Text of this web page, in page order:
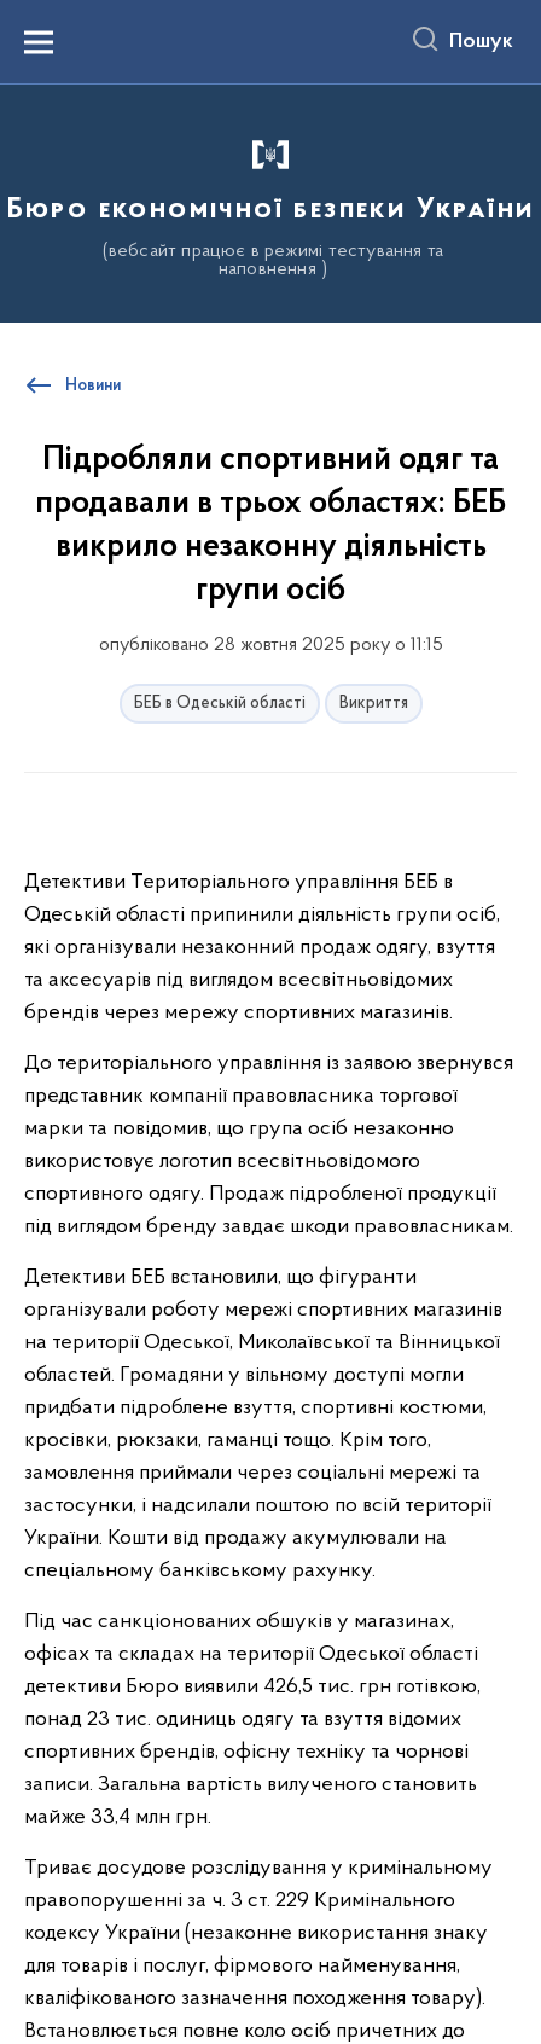
вмістуMenu Пошук
Бюро економічної безпеки України
(вебсайт працює в режимі тестування та
наповнення )
Новини
Підробляли спортивний одяг та
продавали в трьох областях: БЕБ
викрило незаконну діяльність
групи осіб
опубліковано 28 жовтня 2025 року о 11:15
БЕБ в Одеській області Викриття
Детективи Територіального управління БЕБ в
Одеській області припинили діяльність групи осіб,
які організували незаконний продаж одягу, взуття
та аксесуарів під виглядом всесвітньовідомих
брендів через мережу спортивних магазинів.
До територіального управління із заявою звернувся
представник компанії правовласника торгової
марки та повідомив, що група осіб незаконно
використовує логотип всесвітньовідомого
спортивного одягу. Продаж підробленої продукції
під виглядом бренду завдає шкоди правовласникам.
Детективи БЕБ встановили, що фігуранти
організували роботу мережі спортивних магазинів
на території Одеської, Миколаївської та Вінницької
областей. Громадяни у вільному доступі могли
придбати підроблене взуття, спортивні костюми,
кросівки, рюкзаки, гаманці тощо. Крім того,
замовлення приймали через соціальні мережі та
застосунки, і надсилали поштою по всій території
України. Кошти від продажу акумулювали на
спеціальному банківському рахунку.
Під час санкціонованих обшуків у магазинах,
офісах та складах на території Одеської області
детективи Бюро виявили 426,5 тис. грн готівкою,
понад 23 тис. одиниць одягу та взуття відомих
спортивних брендів, офісну техніку та чорнові
записи. Загальна вартість вилученого становить
майже 33,4 млн грн.
Триває досудове розслідування у кримінальному
правопорушенні за ч. 3 ст. 229 Кримінального
кодексу України (незаконне використання знаку
для товарів і послуг, фірмового найменування,
кваліфікованого зазначення походження товару).
Встановлюється повне коло осіб причетних до